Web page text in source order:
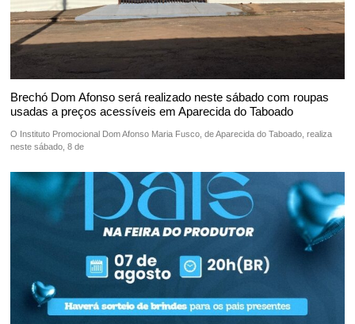
Brechó Dom Afonso será realizado neste sábado com roupas
usadas a preços acessíveis em Aparecida do Taboado
O Instituto Promocional Dom Afonso Maria Fusco, de Aparecida do Taboado, realiza
neste sábado, 8 de